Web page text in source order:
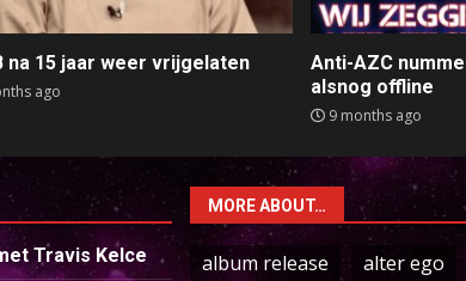
na 15 jaar weer vrijgelaten
ago
Anti-AZC
alsnog offline
9 months ago
Travis Kelce
MORE ABOUT…
album release alter ego